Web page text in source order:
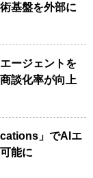
基盤を外部に
ージェントを
談化率が向上
」でAIエ
能に